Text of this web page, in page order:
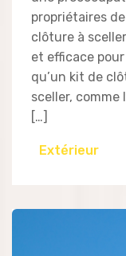
propriétaires
clôture à
et efficace
qu’un kit de
sceller, comme
[…]
Extérieur